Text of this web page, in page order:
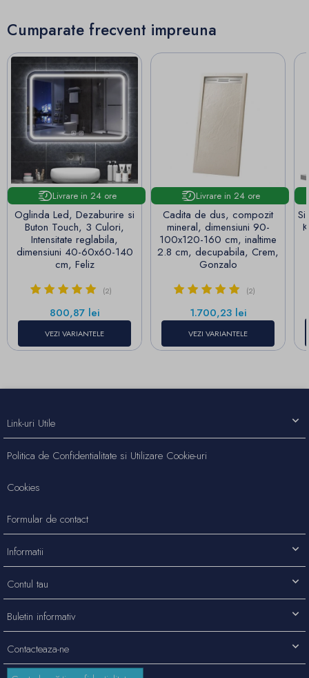
Cumparate frecvent impreuna
Livrare in 24 ore
Oglinda Led, Dezaburire si
Buton Touch, 3 Culori,
Intensitate reglabila,
dimensiuni 40-60x60-140
cm, Feliz
(2)
Pret
800,87 lei
VEZI VARIANTELE
Livrare in 24 ore
Cadita de dus, compozit
mineral, dimensiuni 90-
100x120-160 cm, inaltime
2.8 cm, decupabila, Crem,
Gonzalo
(2)
Pret
1.700,23 lei
VEZI VARIANTELE
Contacteaza-ne
Link-uri Utile
Politica de Confidentialitate si Utilizare Cookie-uri
Cookies
Formular de contact
Informatii
Contul tau
Buletin informativ